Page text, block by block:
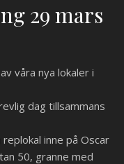
29 mars
våra nya lokaler i
dag tillsammans
replokal inne på Oscar
50, granne med